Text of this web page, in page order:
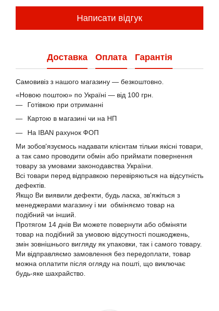
Написати відгук
Доставка Оплата Гарантія
Самовивіз з нашого магазину — безкоштовно.
«Новою поштою» по Україні — від 100 грн.
Готівкою при отриманні
Картою в магазині чи на НП
На IBAN рахунок ФОП
Ми зобов'язуємось надавати клієнтам тільки якісні товари,
а так само проводити обмін або приймати повернення
товару за умовами законодавства України.
Всі товари перед відправкою перевіряються на відсутність
дефектів.
Якщо Ви виявили дефекти, будь ласка, зв'яжіться з
менеджерами магазину і ми обміняємо товар на
подібний чи інший.
Протягом 14 днів Ви можете повернути або обміняти
товар на подібний за умовою відсутності пошкоджень,
змін зовнішнього вигляду як упаковки, так і самого товару.
Ми відправляємо замовлення без передоплати, товар
можна оплатити після огляду на пошті, що виключає
будь-яке шахрайство.